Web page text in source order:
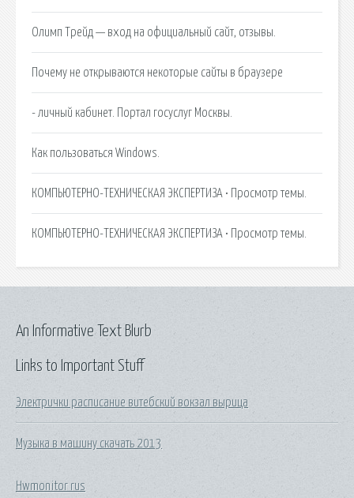
Олимп Трейд — вход на официальный сайт, отзывы.
Почему не открываются некоторые сайты в браузере
- личный кабинет. Портал госуслуг Москвы.
Как пользоваться Windows.
КОМПЬЮТЕРНО-ТЕХНИЧЕСКАЯ ЭКСПЕРТИЗА • Просмотр темы.
КОМПЬЮТЕРНО-ТЕХНИЧЕСКАЯ ЭКСПЕРТИЗА • Просмотр темы.
Links to Important Stuff
Электрички расписание витебский вокзал вырица
Музыка в машину скачать 2013
Hwmonitor rus
An Informative Text Blurb